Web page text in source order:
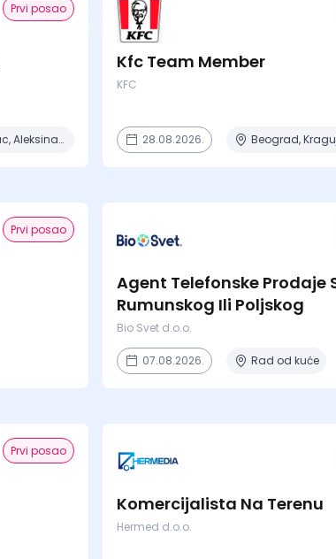
Prvi posao
Ada, Aleksandrovac, Aleksinac, Alibunar, Apatin + 206 mesta
Kfc Team Member
KFC
28.08.2026.
Prvi posao
Agent Telefonske Prodaje
Rumunskog Ili Poljskog
Bio Svet d.o.o.
07.08.2026. Rad od kuće
Prvi posao
Komercijalista Na Terenu
Hermed d.o.o.